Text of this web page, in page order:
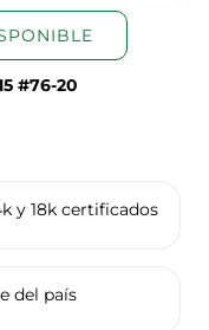
#76-20
y 18k certificados
del país